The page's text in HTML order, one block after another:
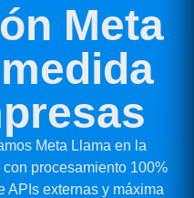
Meta
Meta Llama en la
procesamiento 100%
APIs externas y máxima